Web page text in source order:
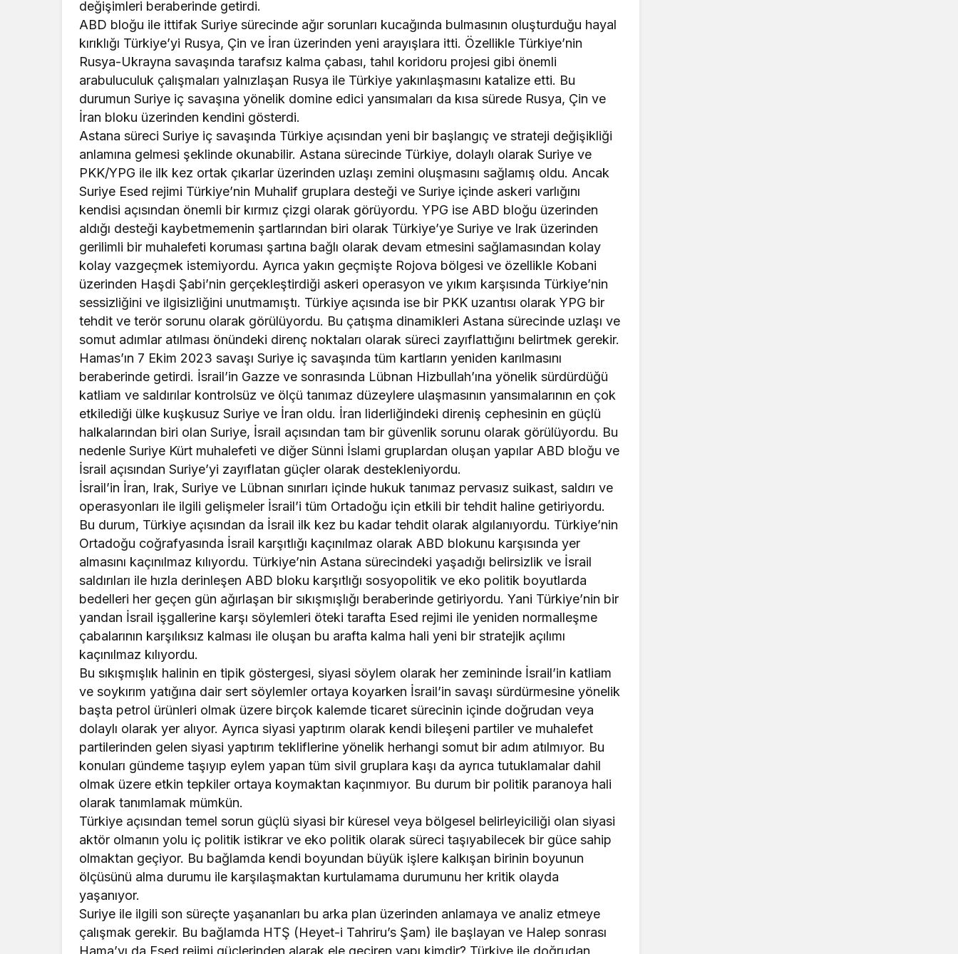
değişimleri beraberinde getirdi.
ABD bloğu ile ittifak Suriye sürecinde ağır sorunları kucağında bulmasının oluşturduğu hayal
kırıklığı Türkiye’yi Rusya, Çin ve İran üzerinden yeni arayışlara itti. Özellikle Türkiye’nin
Rusya-Ukrayna savaşında tarafsız kalma çabası, tahıl koridoru projesi gibi önemli
arabuluculuk çalışmaları yalnızlaşan Rusya ile Türkiye yakınlaşmasını katalize etti. Bu
durumun Suriye iç savaşına yönelik domine edici yansımaları da kısa sürede Rusya, Çin ve
İran bloku üzerinden kendini gösterdi.
Astana süreci Suriye iç savaşında Türkiye açısından yeni bir başlangıç ve strateji değişikliği
anlamına gelmesi şeklinde okunabilir. Astana sürecinde Türkiye, dolaylı olarak Suriye ve
PKK/YPG ile ilk kez ortak çıkarlar üzerinden uzlaşı zemini oluşmasını sağlamış oldu. Ancak
Suriye Esed rejimi Türkiye’nin Muhalif gruplara desteği ve Suriye içinde askeri varlığını
kendisi açısından önemli bir kırmız çizgi olarak görüyordu. YPG ise ABD bloğu üzerinden
aldığı desteği kaybetmemenin şartlarından biri olarak Türkiye’ye Suriye ve Irak üzerinden
gerilimli bir muhalefeti koruması şartına bağlı olarak devam etmesini sağlamasından kolay
kolay vazgeçmek istemiyordu. Ayrıca yakın geçmişte Rojova bölgesi ve özellikle Kobani
üzerinden Haşdi Şabi’nin gerçekleştirdiği askeri operasyon ve yıkım karşısında Türkiye’nin
sessizliğini ve ilgisizliğini unutmamıştı. Türkiye açısında ise bir PKK uzantısı olarak YPG bir
tehdit ve terör sorunu olarak görülüyordu. Bu çatışma dinamikleri Astana sürecinde uzlaşı ve
somut adımlar atılması önündeki direnç noktaları olarak süreci zayıflattığını belirtmek gerekir.
Hamas’ın 7 Ekim 2023 savaşı Suriye iç savaşında tüm kartların yeniden karılmasını
beraberinde getirdi. İsrail’in Gazze ve sonrasında Lübnan Hizbullah’ına yönelik sürdürdüğü
katliam ve saldırılar kontrolsüz ve ölçü tanımaz düzeylere ulaşmasının yansımalarının en çok
etkilediği ülke kuşkusuz Suriye ve İran oldu. İran liderliğindeki direniş cephesinin en güçlü
halkalarından biri olan Suriye, İsrail açısından tam bir güvenlik sorunu olarak görülüyordu. Bu
nedenle Suriye Kürt muhalefeti ve diğer Sünni İslami gruplardan oluşan yapılar ABD bloğu ve
İsrail açısından Suriye’yi zayıflatan güçler olarak destekleniyordu.
İsrail’in İran, Irak, Suriye ve Lübnan sınırları içinde hukuk tanımaz pervasız suikast, saldırı ve
operasyonları ile ilgili gelişmeler İsrail’i tüm Ortadoğu için etkili bir tehdit haline getiriyordu.
Bu durum, Türkiye açısından da İsrail ilk kez bu kadar tehdit olarak algılanıyordu. Türkiye’nin
Ortadoğu coğrafyasında İsrail karşıtlığı kaçınılmaz olarak ABD blokunu karşısında yer
almasını kaçınılmaz kılıyordu. Türkiye’nin Astana sürecindeki yaşadığı belirsizlik ve İsrail
saldırıları ile hızla derinleşen ABD bloku karşıtlığı sosyopolitik ve eko politik boyutlarda
bedelleri her geçen gün ağırlaşan bir sıkışmışlığı beraberinde getiriyordu. Yani Türkiye’nin bir
yandan İsrail işgallerine karşı söylemleri öteki tarafta Esed rejimi ile yeniden normalleşme
çabalarının karşılıksız kalması ile oluşan bu arafta kalma hali yeni bir stratejik açılımı
kaçınılmaz kılıyordu.
Bu sıkışmışlık halinin en tipik göstergesi, siyasi söylem olarak her zemininde İsrail’in katliam
ve soykırım yatığına dair sert söylemler ortaya koyarken İsrail’in savaşı sürdürmesine yönelik
başta petrol ürünleri olmak üzere birçok kalemde ticaret sürecinin içinde doğrudan veya
dolaylı olarak yer alıyor. Ayrıca siyasi yaptırım olarak kendi bileşeni partiler ve muhalefet
partilerinden gelen siyasi yaptırım tekliflerine yönelik herhangi somut bir adım atılmıyor. Bu
konuları gündeme taşıyıp eylem yapan tüm sivil gruplara kaşı da ayrıca tutuklamalar dahil
olmak üzere etkin tepkiler ortaya koymaktan kaçınmıyor. Bu durum bir politik paranoya hali
olarak tanımlamak mümkün.
Türkiye açısından temel sorun güçlü siyasi bir küresel veya bölgesel belirleyiciliği olan siyasi
aktör olmanın yolu iç politik istikrar ve eko politik olarak süreci taşıyabilecek bir güce sahip
olmaktan geçiyor. Bu bağlamda kendi boyundan büyük işlere kalkışan birinin boyunun
ölçüsünü alma durumu ile karşılaşmaktan kurtulamama durumunu her kritik olayda
yaşanıyor.
Suriye ile ilgili son süreçte yaşananları bu arka plan üzerinden anlamaya ve analiz etmeye
çalışmak gerekir. Bu bağlamda HTŞ (Heyet-i Tahriru’s Şam) ile başlayan ve Halep sonrası
Hama’yı da Esed rejimi güçlerinden alarak ele geçiren yapı kimdir? Türkiye ile doğrudan